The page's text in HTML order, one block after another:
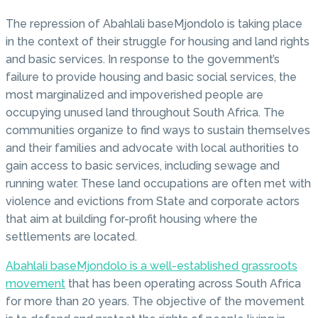
The repression of Abahlali baseMjondolo is taking place
in the context of their struggle for housing and land rights
and basic services. In response to the government’s
failure to provide housing and basic social services, the
most marginalized and impoverished people are
occupying unused land throughout South Africa. The
communities organize to find ways to sustain themselves
and their families and advocate with local authorities to
gain access to basic services, including sewage and
running water. These land occupations are often met with
violence and evictions from State and corporate actors
that aim at building for-profit housing where the
settlements are located.
Abahlali baseMjondolo is a well-established grassroots
movement that has been operating across South Africa
for more than 20 years. The objective of the movement